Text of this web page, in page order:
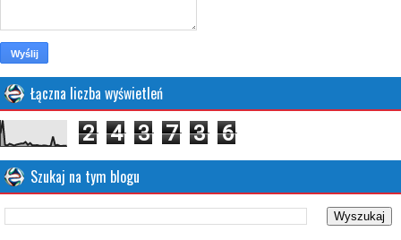
Łączna liczba wyświetleń
2 4 3 7 3 6
Szukaj na tym blogu